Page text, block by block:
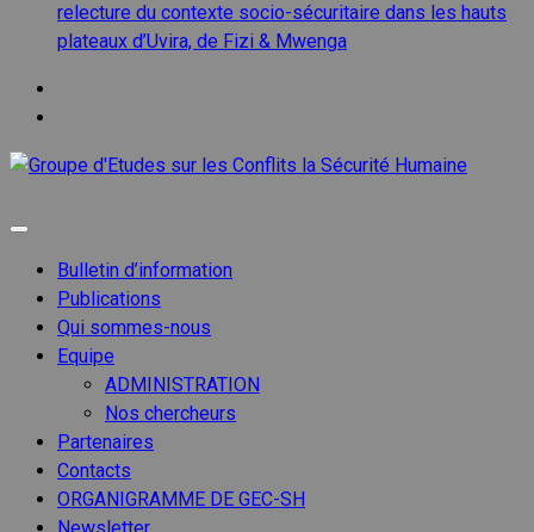
relecture du contexte socio-sécuritaire dans les hauts
plateaux d’Uvira, de Fizi & Mwenga
Bulletin d’information
Publications
Qui sommes-nous
Equipe
ADMINISTRATION
Nos chercheurs
Partenaires
Contacts
ORGANIGRAMME DE GEC-SH